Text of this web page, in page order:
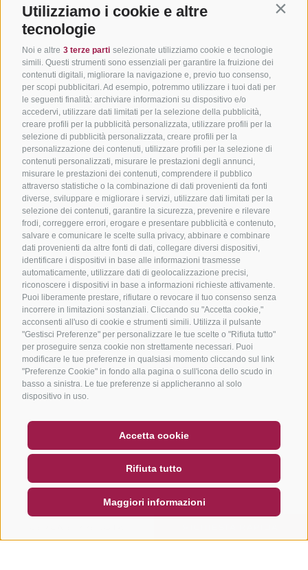
Utilizziamo i cookie e altre
tecnologie
Noi e altre 3 terze parti selezionate utilizziamo cookie e tecnologie
simili. Questi strumenti sono essenziali per garantire la fruizione dei
contenuti digitali, migliorare la navigazione e, previo tuo consenso,
per scopi pubblicitari. Ad esempio, potremmo utilizzare i tuoi dati per
le seguenti finalità: archiviare informazioni su dispositivo e/o
accedervi, utilizzare dati limitati per la selezione della pubblicità,
creare profili per la pubblicità personalizzata, utilizzare profili per la
selezione di pubblicità personalizzata, creare profili per la
personalizzazione dei contenuti, utilizzare profili per la selezione di
contenuti personalizzati, misurare le prestazioni degli annunci,
misurare le prestazioni dei contenuti, comprendere il pubblico
attraverso statistiche o la combinazione di dati provenienti da fonti
diverse, sviluppare e migliorare i servizi, utilizzare dati limitati per la
selezione dei contenuti, garantire la sicurezza, prevenire e rilevare
frodi, correggere errori, erogare e presentare pubblicità e contenuto,
salvare e comunicare le scelte sulla privacy, abbinare e combinare
dati provenienti da altre fonti di dati, collegare diversi dispositivi,
identificare i dispositivi in base alle informazioni trasmesse
automaticamente, utilizzare dati di geolocalizzazione precisi,
riconoscere i dispositivi in base a informazioni richieste attivamente.
Puoi liberamente prestare, rifiutare o revocare il tuo consenso senza
incorrere in limitazioni sostanziali. Cliccando su "Accetta cookie,"
acconsenti all'uso di cookie e strumenti simili. Utilizza il pulsante
"Gestisci Preferenze" per personalizzare le tue scelte o "Rifiuta tutto"
per proseguire senza cookie non strettamente necessari. Puoi
modificare le tue preferenze in qualsiasi momento cliccando sul link
"Preferenze Cookie" in fondo alla pagina o sull'icona dello scudo in
basso a sinistra. Le tue preferenze si applicheranno al solo
dispositivo in uso.
Accetta cookie
Rifiuta tutto
Maggiori informazioni
NEWSLETTER
SOCIAL WALL METEO